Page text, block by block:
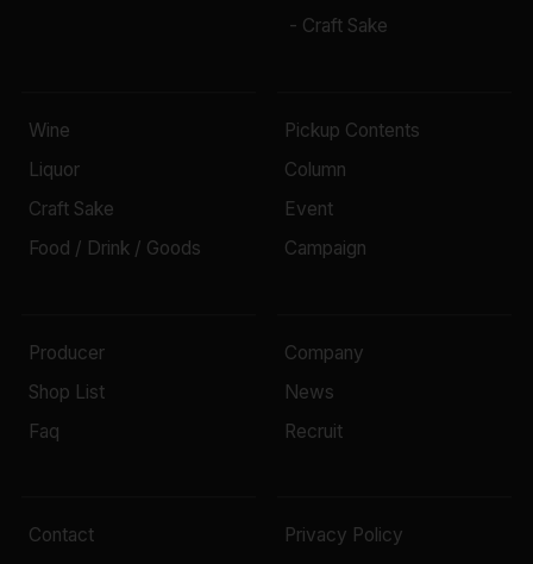
- Craft Sake
Wine
Liquor
Craft Sake
Food / Drink / Goods
Pickup Contents
Column
Event
Campaign
Producer
Shop List
Faq
Company
News
Recruit
Contact
Privacy Policy